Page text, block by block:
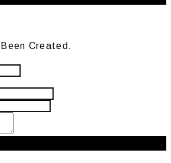
Created.